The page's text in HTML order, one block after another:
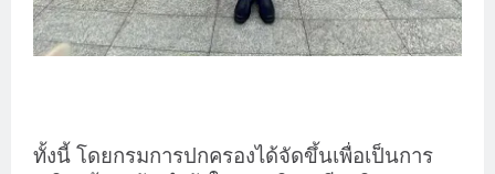
ทั้งนี้ โดยกรมการปกครองได้จัดขึ้นเพื่อเป็นการ